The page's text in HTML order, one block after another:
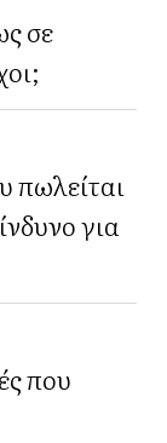
σε
πωλείται
για
που